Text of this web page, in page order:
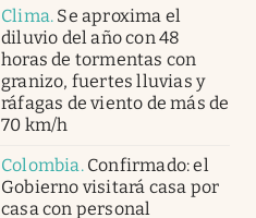
Clima. Se aproxima el
diluvio del año con 48
horas de tormentas con
granizo, fuertes lluvias y
ráfagas de viento de más de
70 km/h
Colombia. Confirmado: el
Gobierno visitará casa por
casa con personal